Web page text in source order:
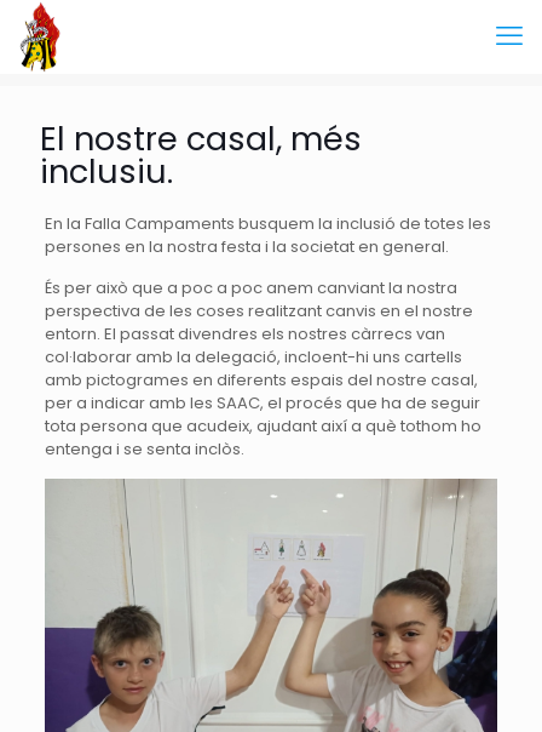
El nostre casal, més
inclusiu.
En la Falla Campaments busquem la inclusió de totes les
persones en la nostra festa i la societat en general.
És per això que a poc a poc anem canviant la nostra
perspectiva de les coses realitzant canvis en el nostre
entorn. El passat divendres els nostres càrrecs van
col·laborar amb la delegació, incloent-hi uns cartells
amb pictogrames en diferents espais del nostre casal,
per a indicar amb les SAAC, el procés que ha de seguir
tota persona que acudeix, ajudant així a què tothom ho
entenga i se senta inclòs.